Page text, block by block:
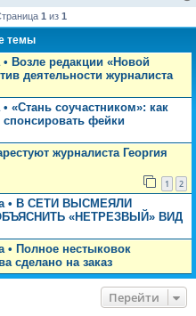
1 из 1
темы
Возле редакции «Новой
деятельности журналиста
«Стань соучастником»: как
спонсировать фейки
журналиста Георгия
1 2
• В СЕТИ ВЫСМЕЯЛИ
«НЕТРЕЗВЫЙ» ВИД
• Полное нестыковок
сделано на заказ
Перейти